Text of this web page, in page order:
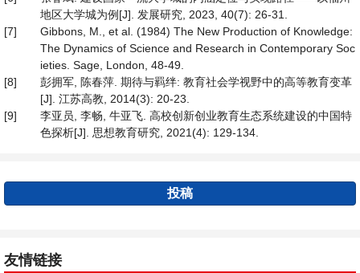
地区大学城为例[J]. 发展研究, 2023, 40(7): 26-31.
[7]
Gibbons, M., et al. (1984) The New Production of Knowledge:
The Dynamics of Science and Research in Contemporary Soc
ieties. Sage, London, 48-49.
[8]
彭拥军, 陈春萍. 期待与羁绊: 教育社会学视野中的高等教育变革
[J]. 江苏高教, 2014(3): 20-23.
[9]
李亚员, 李畅, 牛亚飞. 高校创新创业教育生态系统建设的中国特
色探析[J]. 思想教育研究, 2021(4): 129-134.
投稿
友情链接